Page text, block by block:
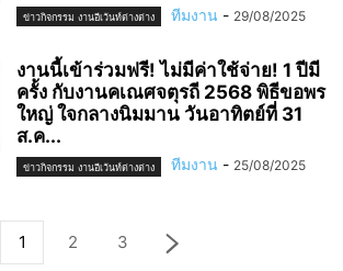
ข่าวกิจกรรม งานอีเว้นท์ต่างต่าง ทีมงาน - 29/08/2025
งานนี้เข้าร่วมฟรี! ไม่มีค่าใช้จ่าย! 1 ปีมี
ครั้ง กับงานคเณศจตุรถี 2568 พิธีขอพร
ใหญ่ ใจกลางนิมมาน วันอาทิตย์ที่ 31
ส.ค...
ข่าวกิจกรรม งานอีเว้นท์ต่างต่าง ทีมงาน - 25/08/2025
1 2 3